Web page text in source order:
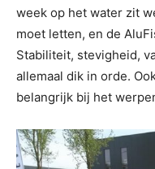
week op het water zit
moet letten, en de
Stabiliteit, stevigheid,
allemaal dik in orde.
belangrijk bij het